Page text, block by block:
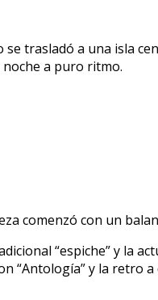
trasladó a una isla
a puro ritmo.
comenzó con un
“espiche” y la
“Antología” y la retro